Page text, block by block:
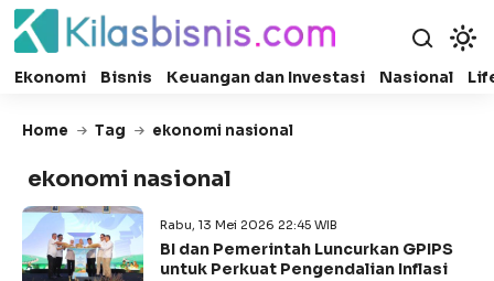
Ekonomi Bisnis Keuangan dan Investasi Nasional
Home Tag ekonomi nasional
ekonomi nasional
Rabu, 13 Mei 2026 22:45 WIB
BI dan Pemerintah Luncurkan GPIPS
untuk Perkuat Pengendalian Inflasi